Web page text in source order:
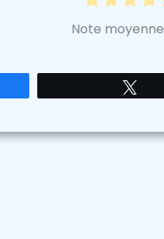
Note moyenne